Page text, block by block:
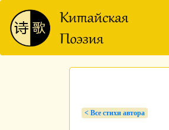
< Bсе стихи автора